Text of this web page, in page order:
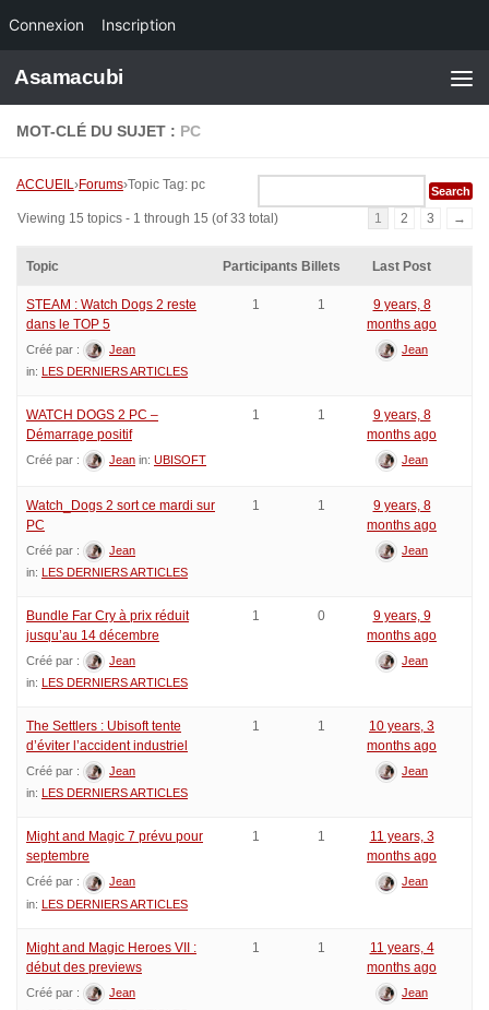
Connexion Inscription
Skip to content
Asamacubi
MOT-CLÉ DU SUJET : PC
ACCUEIL›Forums›Topic Tag: pc
Viewing 15 topics - 1 through 15 (of 33 total) 1 2 3 →
Topic Participants Billets Last Post
STEAM : Watch Dogs 2 reste
dans le TOP 5
Créé par :
Jean
in: LES DERNIERS ARTICLES
1 1
9 years, 8
months ago
Jean
WATCH DOGS 2 PC –
Démarrage positif
Créé par : Jean in: UBISOFT
1 1
9 years, 8
months ago
Jean
Watch_Dogs 2 sort ce mardi sur
PC
Créé par :
Jean
in:
LES DERNIERS ARTICLES
1 1
9 years, 8
months ago
Jean
Bundle Far Cry à prix réduit
jusqu’au 14 décembre
Créé par :
Jean
in:
LES DERNIERS ARTICLES
1 0
9 years, 9
months ago
Jean
The Settlers : Ubisoft tente
d’éviter l’accident industriel
Créé par :
Jean
in: LES DERNIERS ARTICLES
1 1
10 years, 3
months ago
Jean
Might and Magic 7 prévu pour
septembre
Créé par :
Jean
in: LES DERNIERS ARTICLES
1 1
11 years, 3
months ago
Jean
Might and Magic Heroes VII :
début des previews
Créé par :
Jean
1 1
11 years, 4
months ago
Jean